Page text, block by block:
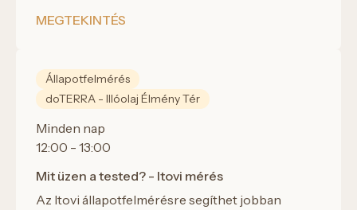
MEGTEKINTÉS
Állapotfelmérés
doTERRA - Illóolaj Élmény Tér
Minden nap
12:00 - 13:00
Mit üzen a tested? - Itovi mérés
Az Itovi állapotfelmérésre segíthet jobban